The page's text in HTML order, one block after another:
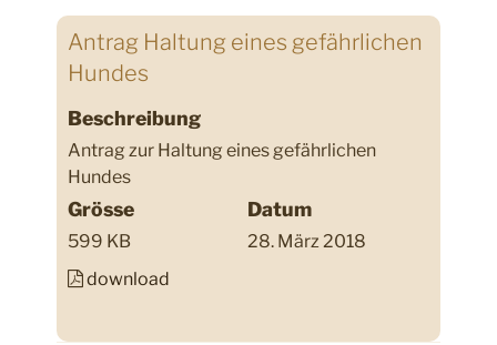
Antrag Haltung eines gefährlichen
Hundes
Beschreibung
Antrag zur Haltung eines gefährlichen
Hundes
Grösse
599 KB
Datum
28. März 2018
download